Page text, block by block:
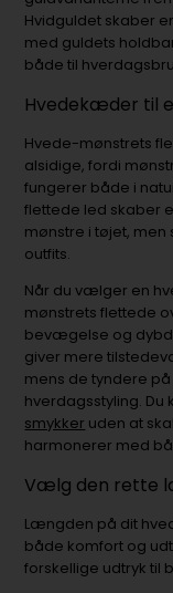
Hvidguldet skaber
med guldets
både til
Hvedekæder til
Hvede-mønstrets
alsidige, fordi
fungerer både i
flettede led skaber
mønstre i tøjet, men
outfits.
Når du vælger en
mønstrets flettede
bevægelse og
giver mere
mens de tyndere på
hverdagsstyling.
smykker uden at
harmonerer med
Vælg den rette
Længden på dit
både komfort og
forskellige udtryk til